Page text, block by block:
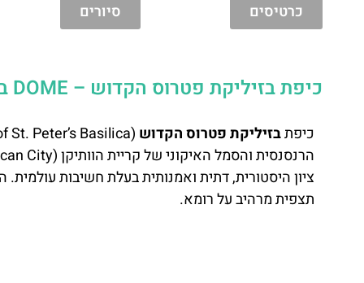
כרטיסים סיורים
כיפת בזיליקת פטרוס הקדוש – DOME בזיליקת סן פייטרו
כיפתבזיליקת פטרוס הקדוש
ציון היסטורית, דתית ואמנותית בעלת חשיבות
תצפית מרהיב על רומא.